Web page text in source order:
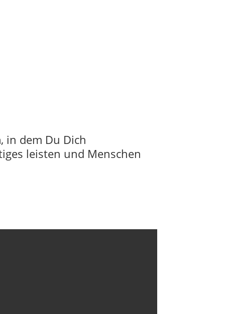
in dem Du Dich
leisten und Menschen